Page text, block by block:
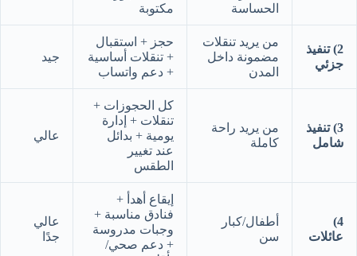
الحساسة
مكتوبة
2) تنفيذ
جزئي
من يريد تنقلات
مضمونة داخل
المدن
حجز + استقبال
+ تنقلات أساسية
+ دعم واتساب
جيد
3) تنفيذ
شامل
من يريد راحة
كاملة
كل الحجوزات +
تنقلات + إدارة
يومية + بدائل
عند تغيير
الطقس
عالي
4)
عائلات
أطفال/كبار
سن
إيقاع أهدأ +
فنادق مناسبة +
وجبات مدروسة
+ دعم صحي/
عالي
جدًا